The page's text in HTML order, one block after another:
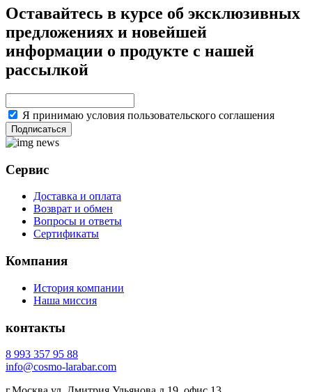
Оставайтесь в курсе об эксклюзивных
предложениях и новейшей
информации о продукте с нашей
рассылкой
Я принимаю условия пользовательского соглашения
Подписаться
Сервис
Доставка и оплата
Возврат и обмен
Вопросы и ответы
Сертификаты
Компания
История компании
Наша миссия
контакты
8 993 357 95 88
info@cosmo-larabar.com